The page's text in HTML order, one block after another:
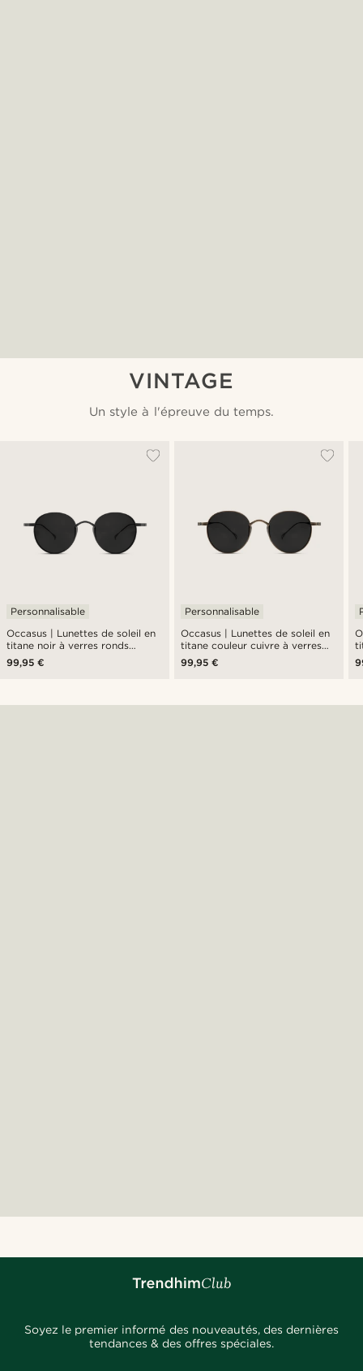
VINTAGE
Un style à l'épreuve du temps.
Occasus | Lunettes de soleil en
titane noir à verres ronds
polarisés
Personnalisable
99,95 €
Occasus | Lunettes de soleil en
titane couleur cuivre à verres
ronds polarisés
Personnalisable
99,95 €
Soyez le premier informé des nouveautés, des dernières
tendances & des offres spéciales.